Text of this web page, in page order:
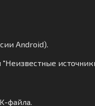
Android).
файла.